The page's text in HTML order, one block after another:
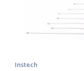
Instech